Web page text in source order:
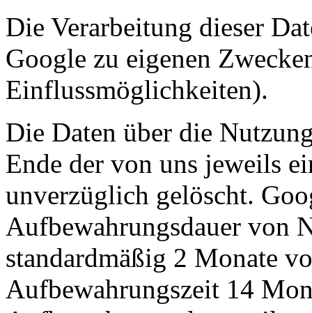
Die Verarbeitung dieser
Google zu eigenen
Einflussmöglichkeiten).
Die Daten über die
Ende der von uns jeweils
unverzüglich gelöscht.
Aufbewahrungsdauer von
standardmäßig 2 Monate
Aufbewahrungszeit 14